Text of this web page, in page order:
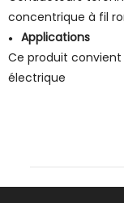
concentrique à fil
●
Applications
Ce produit convient
électrique